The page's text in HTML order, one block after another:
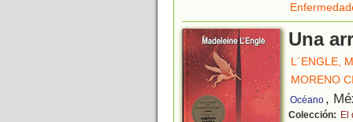
Una
L´ENGLE,
MORENO
Océano ,
Colección: El